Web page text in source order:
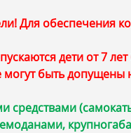
Для обеспечения
дети от 7
быть допущены
средствами